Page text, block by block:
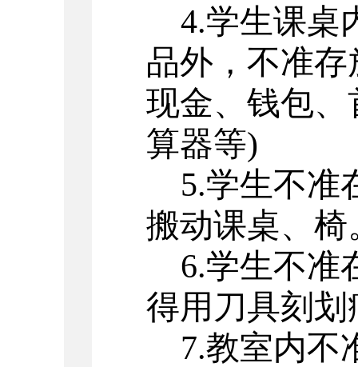
4.学生课桌
品外，不准
现金、钱包
算器等)
5.学生不准
搬动课桌、椅
6.学生不准
得用刀具刻划
7.教室内不